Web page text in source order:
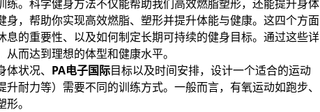
。科学健身方法不仅能帮助我们高效燃脂塑形，还能提升身体
，帮助你实现高效燃脂、塑形并提升体能与健康。这四个方面
的重要性、以及如何制定长期可持续的健身目标。通过这些详
而达到理想的体型和健康水平。
状况、 PA电子国际目标以及时间安排，设计一个适合的运动
耐力等）需要不同的训练方式。一般而言，有氧运动如跑步、
。